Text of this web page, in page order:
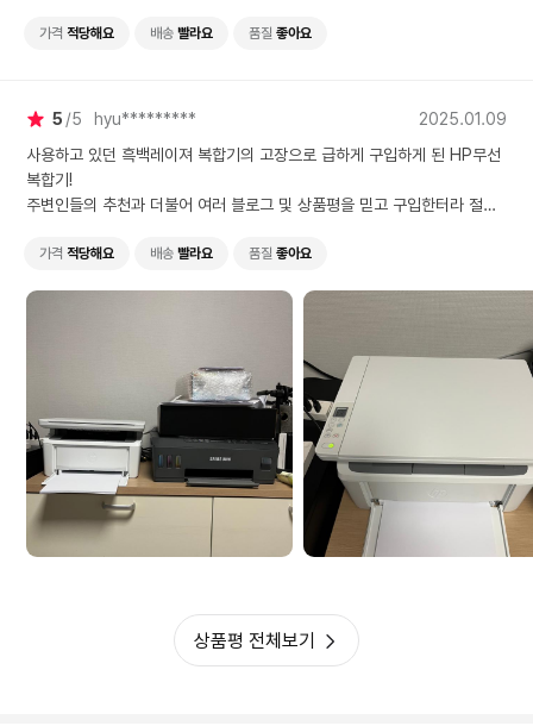
가격 적당해요 배송 빨라요 품질 좋아요
5 5 hyu*********
2025.01.09
사용하고 있던 흑백레이져 복합기의 고장으로 급하게 구입하게 된 HP무선
복합기!
주변인들의 추천과 더불어 여러 블로그 및 상품평을 믿고 구입한터라 절대
진짜 정말 이렇게까지 마음에 들었던 복합기가 있었나 싶을 정도로 마음에
크기가 작아봐야 얼마나 작겠어 하는 생각이 있었으나 진짜 박스크기보고 1
합기 크기와 비교해서 압도적으로 작은 크기를 보고 진짜 깜짝 놀랐네요. 출
력물의 퀄리티도 좋고 속도도 빠르며 스캔 속도도 아주 빨라서 좋습니다. 진
짜 이 제품 완전 강력 추천합니다! 가정용 흑백 복합기로 이 제품보다 좋은
건 없어보입니다!! HP Smart앱을 사용한 설치도 아주 간단하여 좋습니다.
강력추천합니다!!
가격 적당해요 배송 빨라요 품질 좋아요
상품평 전체보기